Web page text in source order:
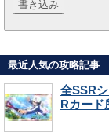
最近人気の攻略記事
全SSR
Rカード